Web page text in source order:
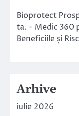
Bioprotect
ta. - Medic 360
Beneficiile și
Arhive
iulie 2026